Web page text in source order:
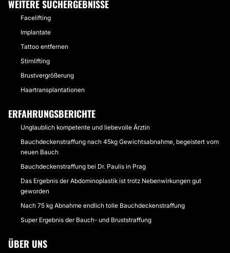
WEITERE SUCHERGEBNISSE
Facelifting
Implantate
Tattoo entfernen
Stirnlifting
Brustvergrößerung
Haartransplantationen
ERFAHRUNGSBERICHTE
Unglaublich kompetente und liebevolle Ärztin
Bauchdeckenstraffung nach 45kg Gewichtsabnahme, begeistert vom
neuen Bauch
Bauchdeckenstraffung bei Dr. Paulis in Prag
Das Ergebnis der Abdominoplastik ist trotz Nebenwirkungen gut
geworden
Nach 75 kg Abnahme endlich tolle Bauchdeckenstraffung
Super Ergebnis der Bauch- und Bruststraffung
ÜBER UNS